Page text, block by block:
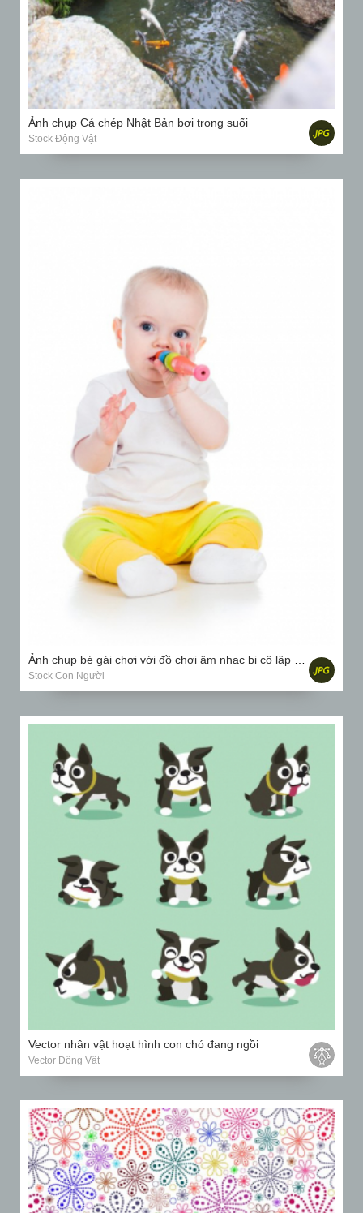
Ảnh chụp Cá chép Nhật Bản bơi trong suối
Stock Động Vật
Stock Con Người
Vector nhân vật hoạt hình con chó đang ngồi
Vector Động Vật